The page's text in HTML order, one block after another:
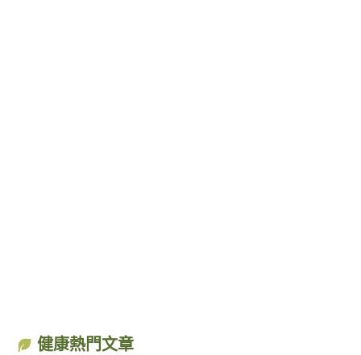
健康熱門文章